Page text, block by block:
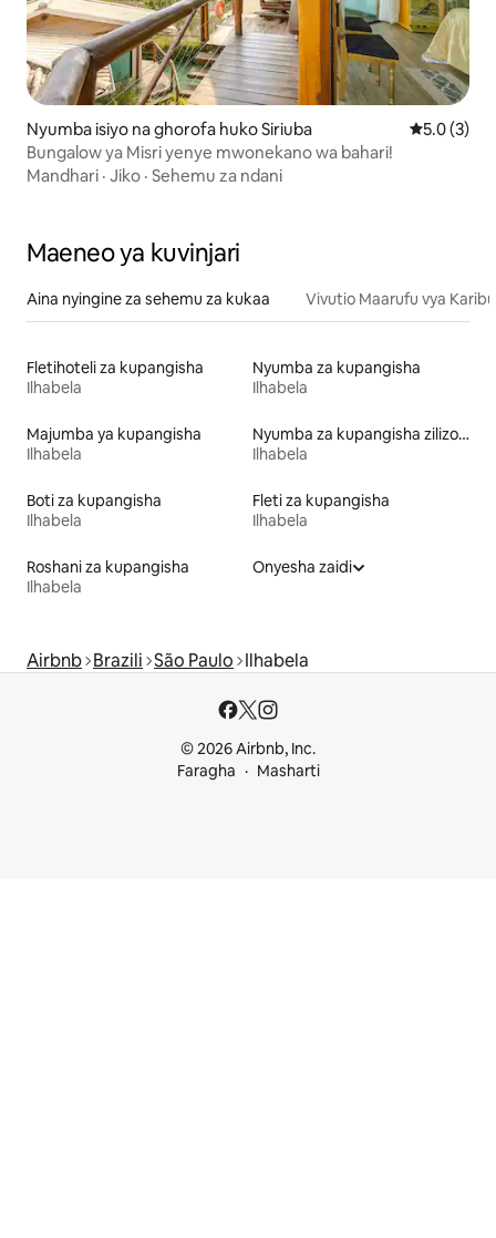
Nyumba isiyo na ghorofa huko Siriuba Ukadiriaji
5.0 (3)
Bungalow ya Misri yenye mwonekano wa bahari!
Mandhari · Jiko · Sehemu za ndani
Maeneo ya kuvinjari
Aina nyingine za sehemu za kukaa Vivutio Maarufu vya Karibu
Fletihoteli za kupangisha
Ilhabela
Nyumba za kupangisha
Ilhabela
Majumba ya kupangisha
Ilhabela
Nyumba za kupangisha zilizo na sauna
Ilhabela
Boti za kupangisha
Ilhabela
Fleti za kupangisha
Ilhabela
Roshani za kupangisha
Ilhabela
Onyesha zaidi
Airbnb Brazili São Paulo Ilhabela
© 2026 Airbnb, Inc.
Faragha
Masharti